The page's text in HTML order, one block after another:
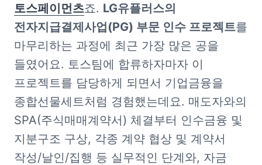
토스페이먼츠죠. LG유플러스의
전자지급결제사업(PG) 부문 인수 프로젝트를
마무리하는 과정에 최근 가장 많은 공을
들였어요. 토스팀에 합류하자마자 이
프로젝트를 담당하게 되면서 기업금융을
종합선물세트처럼 경험했는데요. 매도자와의
SPA(주식매매계약서) 체결부터 인수금융 및
지분구조 구상, 각종 계약 협상 및 계약서
작성/날인/집행 등 실무적인 단계와, 자금